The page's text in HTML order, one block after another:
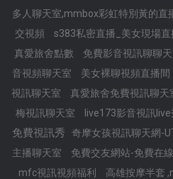
多人聊天室,mmbox彩虹特別黃的直
交視頻
s383私密直播_美女現場
真愛旅舍點數
免費影音視訊聊聊
音視頻聊天室
美女裸聊視頻直播間
視訊聊天室
真愛旅舍免費視訊聊天
梅視訊聊天室
live173影音視訊live
免費視訊秀
奇摩女孩視訊聊天網-
主播聊天室
免費交友網站-免費在
mfc視訊視頻福利
高雄按摩半套